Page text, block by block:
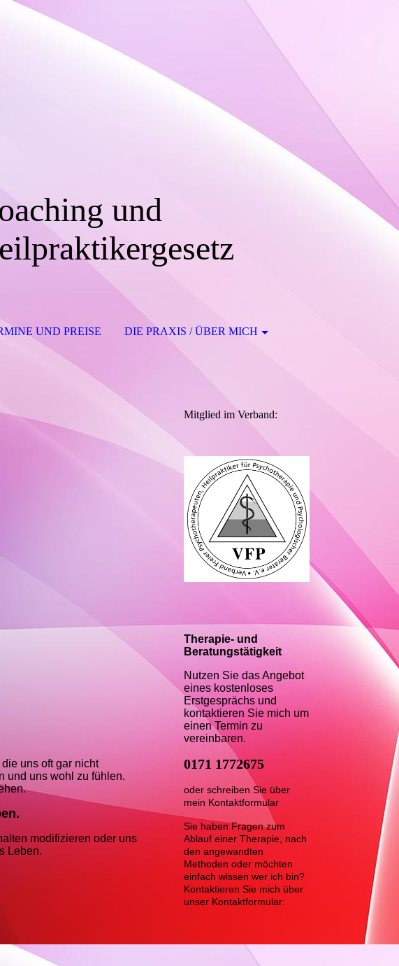
und
UND PREISE DIE PRAXIS / ÜBER MICH
uns oft gar nicht
und uns wohl zu fühlen.
modifizieren oder uns
Leben.
Mitglied im Verband:
Therapie- und
Beratungstätigkeit
Nutzen Sie das Angebot
eines kostenloses
Erstgesprächs und
kontaktieren Sie mich um
einen Termin zu
vereinbaren.
0171 1772675
oder schreiben Sie über
mein Kontaktformular
Sie haben Fragen zum
Ablauf einer Therapie, nach
den angewandten
Methoden oder möchten
einfach wissen wer ich bin?
Kontaktieren Sie mich über
unser Kontaktformular: